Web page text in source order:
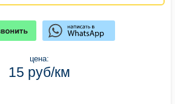
цена:
15 руб/км